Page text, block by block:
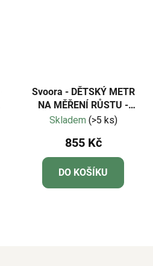
Svoora - DĚTSKÝ METR
NA MĚŘENÍ RŮSTU -
DOMEK NA STROMĚ
Skladem (>5 ks)
855 Kč
DO KOŠÍKU